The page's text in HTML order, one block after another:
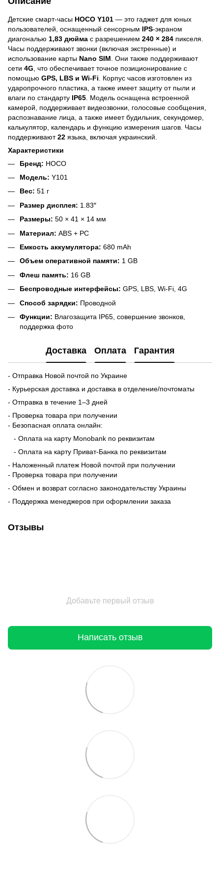
Детские смарт-часы HOCO Y101 — это гаджет для юных
пользователей, оснащенный сенсорным IPS-экраном
диагональю 1,83 дюйма с разрешением 240 × 284 пикселя.
Часы поддерживают звонки (включая экстренные) и
использование карты Nano SIM . Они также поддерживают
сети 4G , что обеспечивает точное позиционирование с
помощью GPS, LBS и Wi-Fi . Корпус часов изготовлен из
ударопрочного пластика, а также имеет защиту от пыли и
влаги по стандарту IP65 . Модель оснащена встроенной
камерой, поддерживает видеозвонки, голосовые сообщения,
распознавание лица, а также имеет будильник, секундомер,
калькулятор, календарь и функцию измерения шагов. Часы
поддерживают22 языка, включая украинский.
Характеристики
Бренд: HOCO
Модель: Y101
Вес: 51 г
Размер дисплея: 1.83″
Размеры: 50 × 41 × 14 мм
Материал: ABS + PC
Емкость аккумулятора: 680 mAh
Объем оперативной памяти: 1 GB
Флеш память: 16 GB
Беспроводные интерфейсы: GPS, LBS, Wi-Fi, 4G
Способ зарядки: Проводной
Функции: Влагозащита IP65, совершение звонков,
поддержка фото
Доставка Оплата Гарантия
- Отправка Новой почтой по Украине
- Курьерская доставка и доставка в отделение/почтоматы
- Отправка в течение 1–3 дней
- Проверка товара при получении
- Безопасная оплата онлайн:
- Оплата на карту Monobank по реквизитам
- Оплата на карту Приват-Банка по реквизитам
- Наложенный платеж Новой почтой при получении
- Проверка товара при получении
- Обмен и возврат согласно законодательству Украины
- Поддержка менеджеров при оформлении заказа
Отзывы
Добавьте первый отзыв
Написать отзыв